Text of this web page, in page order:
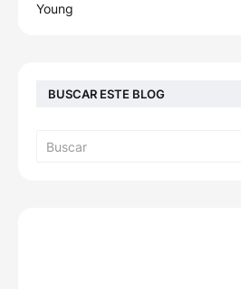
Young
BUSCAR ESTE BLOG